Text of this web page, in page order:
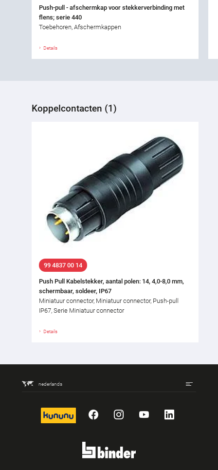
Push-pull - afschermkap voor stekkerverbinding met
flens; serie 440
Toebehoren, Afschermkappen
Details
Koppelcontacten (1)
99 4837 00 14
Push Pull Kabelstekker, aantal polen: 14, 4,0-8,0 mm,
schermbaar, soldeer, IP67
Miniatuur connector, Miniatuur connector, Push-pull
IP67, Serie Miniatuur connector
Details
nederlands
kununu FacebookInstagram
YouTubeLinkedIn